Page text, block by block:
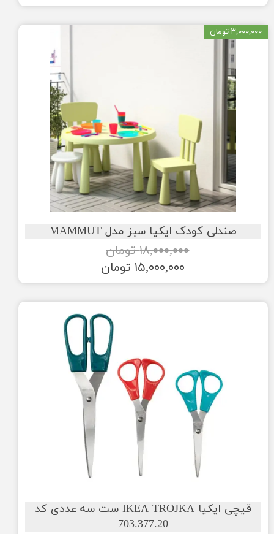
صندلی کودک ایکیا سبز مدل MAMMUT
۱۸,۰۰۰,۰۰۰ تومان
۱۵,۰۰۰,۰۰۰ تومان
۳,۰۰۰,۰۰۰ تومان
قیچی ایکیا IKEA TROJKA ست سه عددی کد
703.377.20